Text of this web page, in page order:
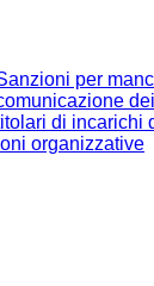
per
di incarichi
organizzative